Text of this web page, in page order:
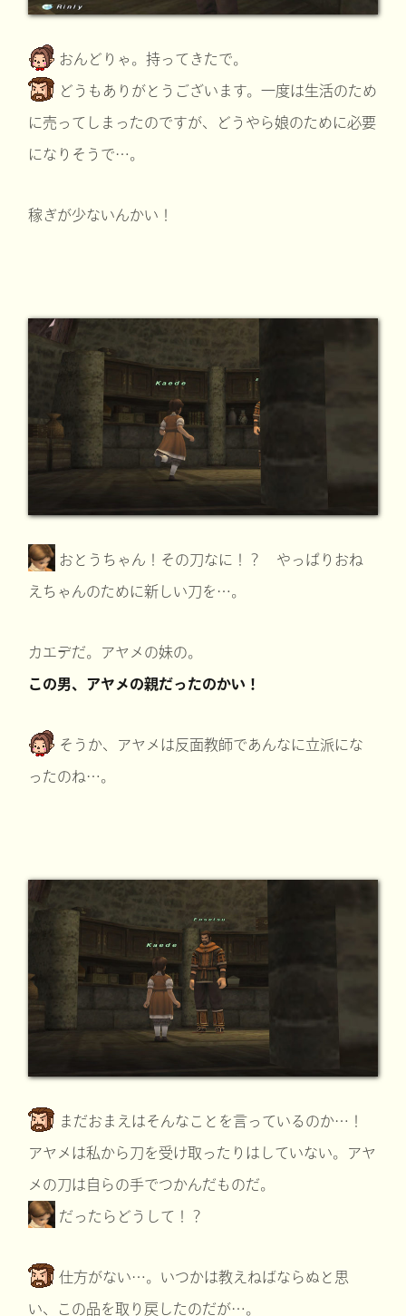
おんどりゃ。持ってきたで。
どうもありがとうございます。一度は生活のため
に売ってしまったのですが、どうやら娘のために必要
になりそうで…。
稼ぎが少ないんかい！
おとうちゃん！その刀なに！？ やっぱりおね
えちゃんのために新しい刀を…。
カエデだ。アヤメの妹の。
この男、アヤメの親だったのかい！
そうか、アヤメは反面教師であんなに立派にな
ったのね…。
まだおまえはそんなことを言っているのか…！
アヤメは私から刀を受け取ったりはしていない。アヤ
メの刀は自らの手でつかんだものだ。
だったらどうして！？
仕方がない…。いつかは教えねばならぬと思
い、この品を取り戻したのだが…。